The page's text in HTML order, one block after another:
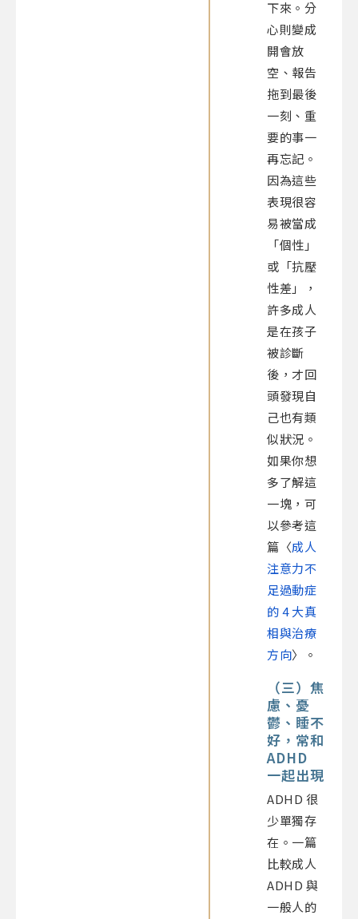
下來。分
心則變成
開會放
空、報告
拖到最後
一刻、重
要的事一
再忘記。
因為這些
表現很容
易被當成
「個性」
或「抗壓
性差」，
許多成人
是在孩子
被診斷
後，才回
頭發現自
己也有類
似狀況。
如果你想
多了解這
一塊，可
以參考這
篇〈成人
注意力不
足過動症
的 4 大真
相與治療
方向〉。
（三）焦
慮、憂
鬱、睡不
好，常和
ADHD
一起出現
ADHD 很
少單獨存
在。一篇
比較成人
ADHD 與
一般人的